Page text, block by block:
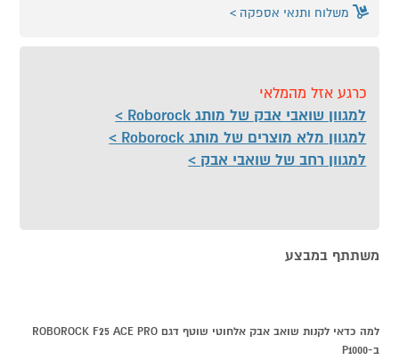
משלוח ותנאי אספקה
כרגע אזל מהמלאי
למגוון שואבי אבק של מותג Roborock
למגוון מלא מוצרים של מותג Roborock
למגוון רחב של שואבי אבק
משתתף במבצע
למה כדאי לקנות שואב אבק אלחוטי שוטף דגם ROBOROCK F25 ACE PRO
ב-P1000